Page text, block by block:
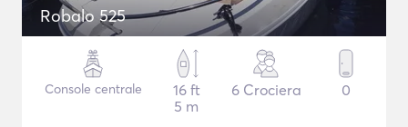
Robalo 525
Console centrale
16 ft
5 m
6 Crociera 0